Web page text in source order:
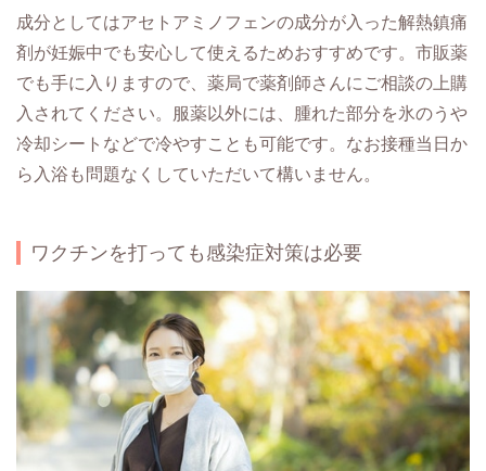
成分としてはアセトアミノフェンの成分が入った解熱鎮痛
剤が妊娠中でも安心して使えるためおすすめです。市販薬
でも手に入りますので、薬局で薬剤師さんにご相談の上購
入されてください。服薬以外には、腫れた部分を氷のうや
冷却シートなどで冷やすことも可能です。なお接種当日か
ら入浴も問題なくしていただいて構いません。
ワクチンを打っても感染症対策は必要